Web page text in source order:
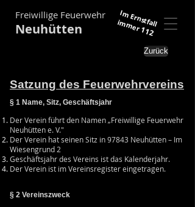
Freiwillige Feuerwehr
Neuhütten
Im Ernstfall
immer112
Zurück
Satzung des Feuerwehrvereins
§ 1 Name, Sitz, Geschäftsjahr
Der Verein führt den Namen „Freiwillige Feuerwehr
Neuhütten e. V."
Der Verein hat seinen Sitz in 97843 Neuhütten – Im
Wiesengrund 2
Geschäftsjahr des Vereins ist das Kalenderjahr.
Der Verein ist im Vereinsregister eingetragen.
§ 2 Vereinszweck